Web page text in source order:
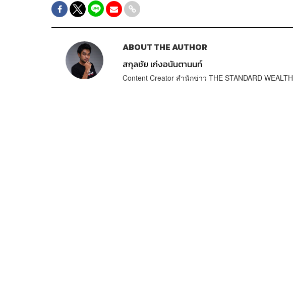
ABOUT THE AUTHOR
สกุลชัย เก่งอนันตานนท์
Content Creator สำนักข่าว THE STANDARD WEALTH